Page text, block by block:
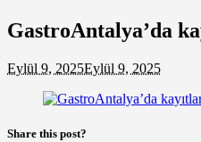
GastroAntalya’da
Eylül 9, 2025Eylül 9, 2025
Share this post?